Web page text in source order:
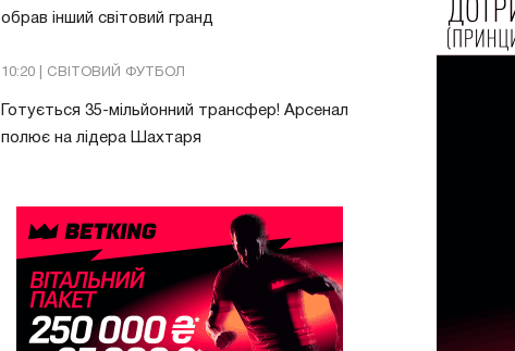
обрав інший світовий гранд
10:20 | СВІТОВИЙ ФУТБОЛ
Готується 35-мільйонний трансфер! Арсенал
полює на лідера Шахтаря